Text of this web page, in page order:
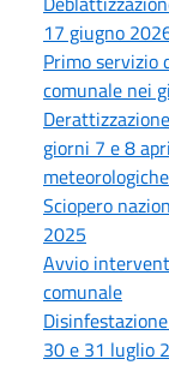
17 giugno
Primo servizio
comunale nei
giorni 7 e 8
meteorologiche
Sciopero
2025
Avvio
comunale
30 e 31 luglio